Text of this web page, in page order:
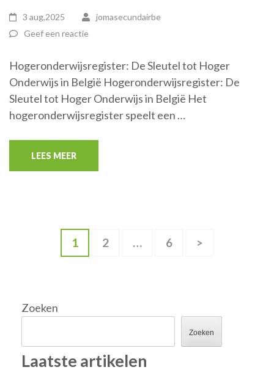
3 aug,2025
jomasecundairbe
Geef een reactie
Hogeronderwijsregister: De Sleutel tot Hoger
Onderwijs in België Hogeronderwijsregister: De
Sleutel tot Hoger Onderwijs in België Het
hogeronderwijsregister speelt een …
LEES MEER
BerichtenPagina
1 Pagina
2 … Pagina
6 >
Zoeken
Zoeken
Laatste artikelen